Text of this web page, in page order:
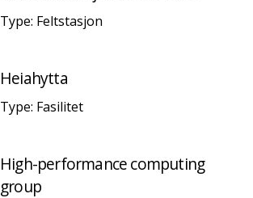
Type: Feltstasjon
Heiahytta
Type: Fasilitet
High-performance computing
group